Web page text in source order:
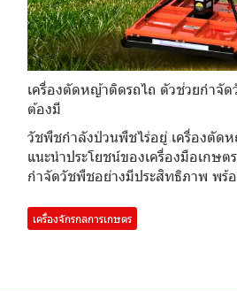
เครื่องตัดหญ้าติดรถไถ ตัวช่วยกำจั
ต้องมี
วัชพืชกำลังป่วนพืชไร่อยู่ เครื่องตัด
แนะนำประโยชน์ของเครื่องมือเกษ
กำจัดวัชพืชอย่างมีประสิทธิภาพ พร้
เครื่องจักรกลการเกษตร